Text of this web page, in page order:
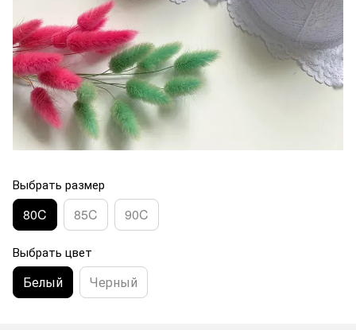
Выбрать размер
80C 85C 90C
Выбрать цвет
Белый Черный